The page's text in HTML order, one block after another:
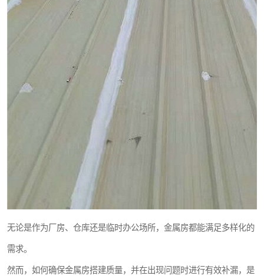
无论是作为厂房、仓库还是临时办公场所，金属房都能满足多样化的
需求。
然而，如何确保金属房搭建质量，并在出现问题时进行有效补漏，是